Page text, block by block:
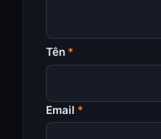
Tên *
Email *